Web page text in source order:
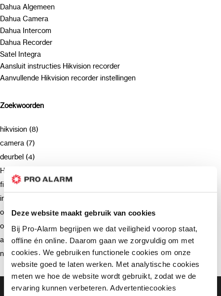
Deze website maakt gebruik van cookies
Bij Pro-Alarm begrijpen we dat veiligheid voorop staat,
offline én online. Daarom gaan we zorgvuldig om met
cookies. We gebruiken functionele cookies om onze
website goed te laten werken. Met analytische cookies
meten we hoe de website wordt gebruikt, zodat we de
ervaring kunnen verbeteren. Advertentiecookies
Dahua Algemeen
Dahua Camera
Dahua Intercom
Dahua Recorder
Satel Integra
Aansluit instructies Hikvision recorder
Aanvullende Hikvision recorder instellingen
Zoekwoorden
hikvision (8)
camera (7)
deurbel (4)
Hikvision (3)
firmware (3)
installatie (2)
ondersteuning (2)
opnemen (2)
advies (2)
netwerkrecorder (2)
Gratis bezorging vanaf €99,-